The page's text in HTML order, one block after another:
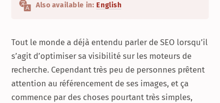
Also available in: English
Tout le monde a déjà entendu parler de SEO lorsqu’il
s’agit d’optimiser sa visibilité sur les moteurs de
recherche. Cependant très peu de personnes prêtent
attention au référencement de ses images, et ça
commence par des choses pourtant très simples,